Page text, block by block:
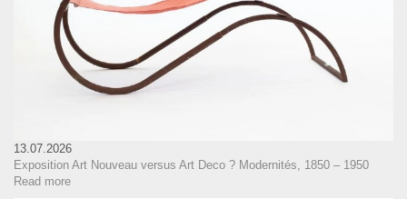
13.07.2026
Exposition Art Nouveau versus Art Deco ? Modernités, 1850 – 1950
Read more